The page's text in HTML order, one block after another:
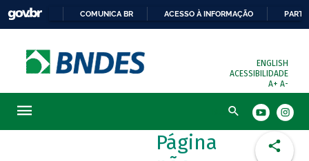
COMUNICA BR ACESSO À INFORMAÇÃO
ENGLISH
ACESSIBILIDADE
A+ A-
Busca
Página